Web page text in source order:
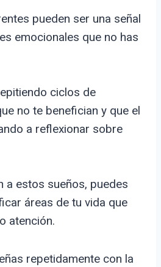
pueden ser una señal
emocionales que no has
ciclos de
no te benefician y que el
a reflexionar sobre
a estos sueños, puedes
áreas de tu vida que
atención.
repetidamente con la